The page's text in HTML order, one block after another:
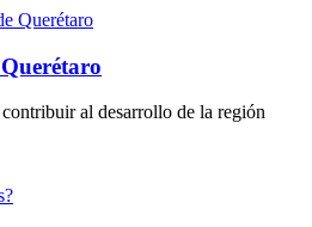
al desarrollo de la región